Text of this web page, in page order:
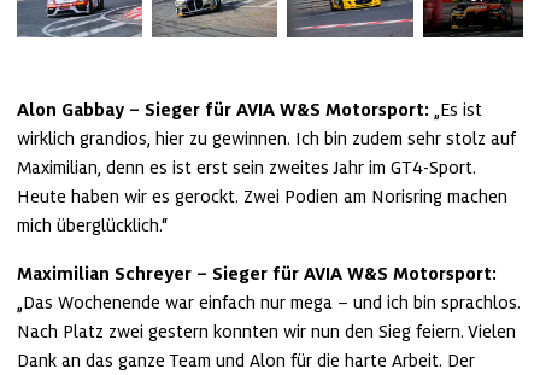
Alon Gabbay – Sieger für AVIA W&S Motorsport: „Es ist
wirklich grandios, hier zu gewinnen. Ich bin zudem sehr stolz auf
Maximilian, denn es ist erst sein zweites Jahr im GT4-Sport.
Heute haben wir es gerockt. Zwei Podien am Norisring machen
mich überglücklich.“
„Das Wochenende war einfach nur mega – und ich bin sprachlos.
Nach Platz zwei gestern konnten wir nun den Sieg feiern. Vielen
Dank an das ganze Team und Alon für die harte Arbeit. Der